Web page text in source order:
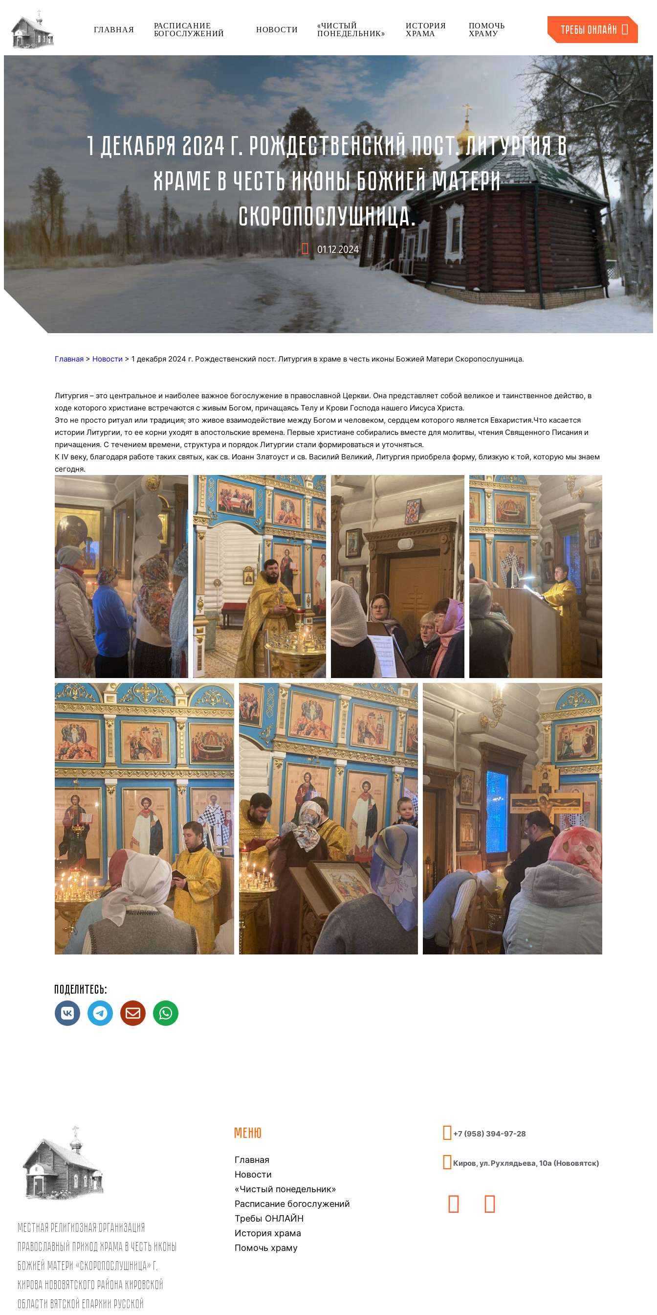
ГЛАВНАЯ
РАСПИСАНИЕ
БОГОСЛУЖЕНИЙ
НОВОСТИ
«ЧИСТЫЙ
ПОНЕДЕЛЬНИК»
ИСТОРИЯ
ХРАМА
ПОМОЧЬ
ХРАМУ
ТРЕБЫ ОНЛАЙН
1 ДЕКАБРЯ 2024 Г. РОЖДЕСТВЕНСКИЙ ПОСТ. ЛИТУРГИЯ В
ХРАМЕ В ЧЕСТЬ ИКОНЫ БОЖИЕЙ МАТЕРИ
СКОРОПОСЛУШНИЦА.
01.12.2024
Главная > Новости > 1 декабря 2024 г. Рождественский пост. Литургия в храме в честь иконы Божией Матери Скоропослушница.
Литургия – это центральное и наиболее важное богослужение в православной Церкви. Она представляет собой великое и таинственное действо, в
ходе которого христиане встречаются с живым Богом, причащаясь Телу и Крови Господа нашего Иисуса Христа.
Это не просто ритуал или традиция; это живое взаимодействие между Богом и человеком, сердцем которого является Евхаристия.Что касается
истории Литургии, то ее корни уходят в апостольские времена. Первые христиане собирались вместе для молитвы, чтения Священного Писания и
причащения. С течением времени, структура и порядок Литургии стали формироваться и уточняться.
К IV веку, благодаря работе таких святых, как св. Иоанн Златоуст и св. Василий Великий, Литургия приобрела форму, близкую к той, которую мы знаем
сегодня.
Поделитесь:
Местная религиозная организация
православный Приход храма в честь иконы
Божией Матери «Скоропослушница» г.
Кирова Нововятского района Кировской
области Вятской Епархии Русской
МЕНЮ
Главная
Новости
«Чистый понедельник»
Расписание богослужений
Требы ОНЛАЙН
История храма
Помочь храму
+7 (958) 394-97-28
Киров, ул. Рухлядьева, 10а (Нововятск)